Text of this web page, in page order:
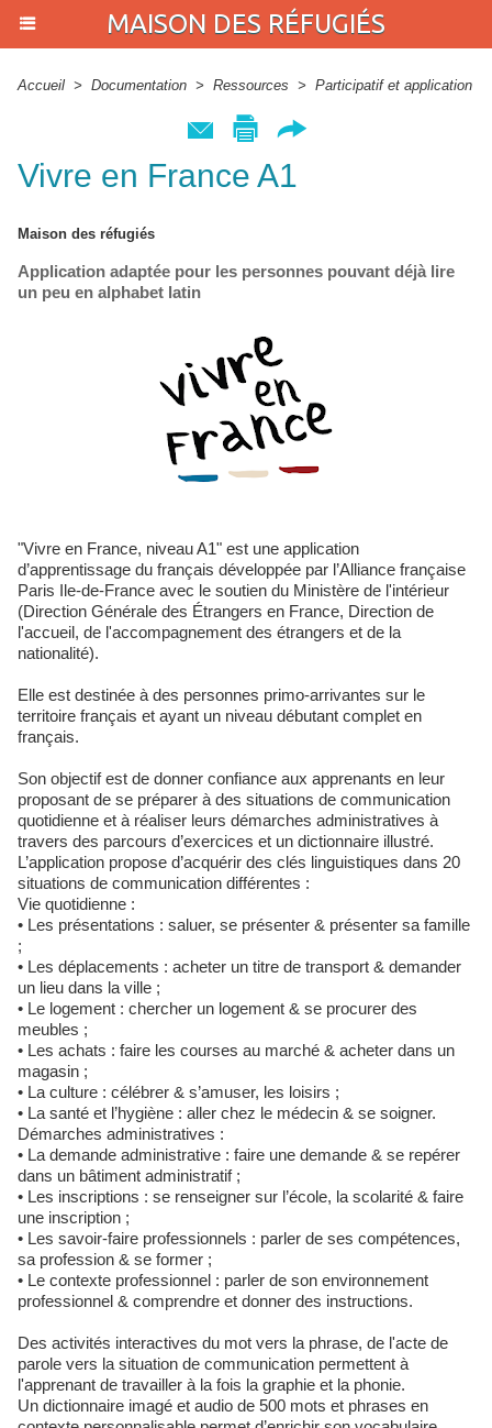
MAISON DES RÉFUGIÉS
Accueil > Documentation > Ressources > Participatif et application
Vivre en France A1
Maison des réfugiés
Application adaptée pour les personnes pouvant déjà lire
un peu en alphabet latin
"Vivre en France, niveau A1" est une application
d’apprentissage du français développée par l’Alliance française
Paris Ile-de-France avec le soutien du Ministère de l'intérieur
(Direction Générale des Étrangers en France, Direction de
l'accueil, de l'accompagnement des étrangers et de la
nationalité).
Elle est destinée à des personnes primo-arrivantes sur le
territoire français et ayant un niveau débutant complet en
français.
Son objectif est de donner confiance aux apprenants en leur
proposant de se préparer à des situations de communication
quotidienne et à réaliser leurs démarches administratives à
travers des parcours d’exercices et un dictionnaire illustré.
L’application propose d’acquérir des clés linguistiques dans 20
situations de communication différentes :
Vie quotidienne :
• Les présentations : saluer, se présenter & présenter sa famille
;
• Les déplacements : acheter un titre de transport & demander
un lieu dans la ville ;
• Le logement : chercher un logement & se procurer des
meubles ;
• Les achats : faire les courses au marché & acheter dans un
magasin ;
• La culture : célébrer & s’amuser, les loisirs ;
• La santé et l’hygiène : aller chez le médecin & se soigner.
Démarches administratives :
• La demande administrative : faire une demande & se repérer
dans un bâtiment administratif ;
• Les inscriptions : se renseigner sur l’école, la scolarité & faire
une inscription ;
• Les savoir-faire professionnels : parler de ses compétences,
sa profession & se former ;
• Le contexte professionnel : parler de son environnement
professionnel & comprendre et donner des instructions.
Des activités interactives du mot vers la phrase, de l'acte de
parole vers la situation de communication permettent à
l'apprenant de travailler à la fois la graphie et la phonie.
Un dictionnaire imagé et audio de 500 mots et phrases en